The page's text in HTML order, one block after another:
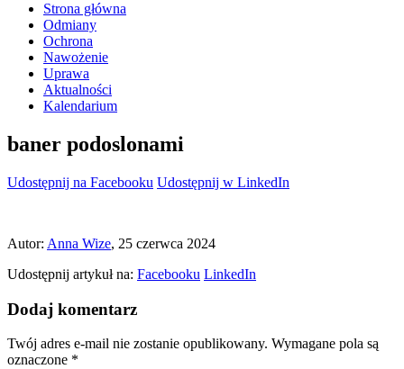
Strona główna
Odmiany
Ochrona
Nawożenie
Uprawa
Aktualności
Kalendarium
baner podoslonami
Udostępnij na Facebooku Udostępnij w LinkedIn
Autor: Anna Wize, 25 czerwca 2024
Udostępnij artykuł na: Facebooku LinkedIn
Dodaj komentarz
Twój adres e-mail nie zostanie opublikowany. Wymagane pola są
oznaczone *